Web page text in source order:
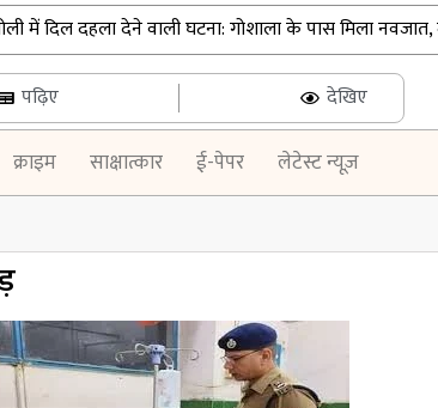
दिल दहला देने वाली घटना: गोशाला के पास मिला नवजात,
पढ़िए देखिए
क्राइम साक्षात्कार ई-पेपर लेटेस्ट न्यूज़